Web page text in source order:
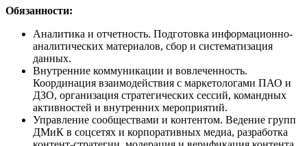
Обязанности:
Аналитика и отчетность. Подготовка информационно-
аналитических материалов, сбор и систематизация
данных.
Внутренние коммуникации и вовлеченность.
Координация взаимодействия с маркетологами ПАО и
ДЗО, организация стратегических сессий, командных
активностей и внутренних мероприятий.
Управление сообществами и контентом. Ведение групп
ДМиК в соцсетях и корпоративных медиа, разработка